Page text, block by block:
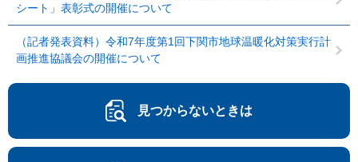
シート」表彰式の開催について
（記者発表資料）令和7年度第1回下関市地球温暖化対策実行計
画推進協議会の開催について
見つからないときは